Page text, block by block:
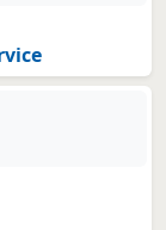
Logo hinterlegt